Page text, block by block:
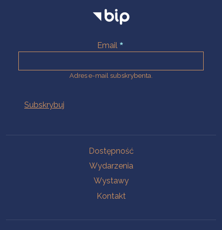
Email
Adres e-mail subskrybenta.
Dostępność
Wydarzenia
Wystawy
Kontakt